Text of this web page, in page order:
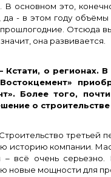
В основном это,
да - в этом году
Отсюда
она развивается.
о регионах. В
Более того,
о
Строительство третьей
историю компании.
– всё очень
новые мощности для